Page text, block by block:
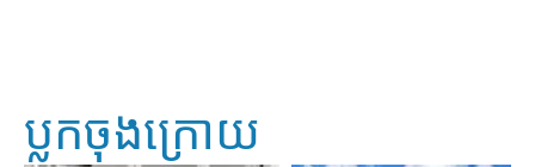
ប្លុកចុងក្រោយ